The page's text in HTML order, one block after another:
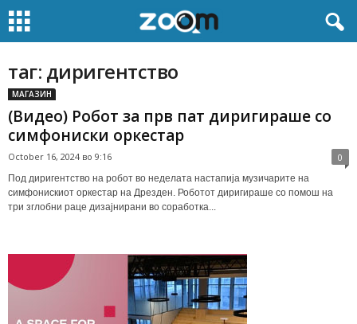
таг: диригентство
МАГАЗИН
(Видео) Робот за прв пат диригираше со
симфониски оркестар
October 16, 2024 во 9:16 0
Под диригентство на робот во неделата настапија музичарите на
симфонискиот оркестар на Дрезден. Роботот диригираше со помош на
три зглобни раце дизајнирани во соработка...